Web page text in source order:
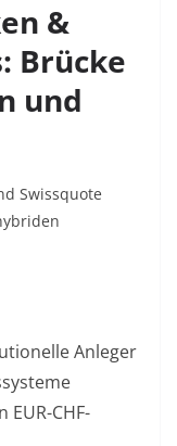
&
Brücke
und
Swissquote
Anleger
EUR-CHF-